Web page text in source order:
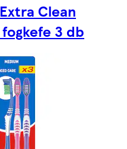
Clean
3 db